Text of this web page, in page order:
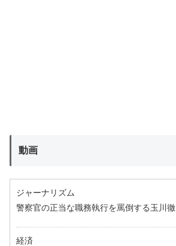
動画
ジャーナリズム
警察官の正当な職務執行を罵倒する玉川徹
経済